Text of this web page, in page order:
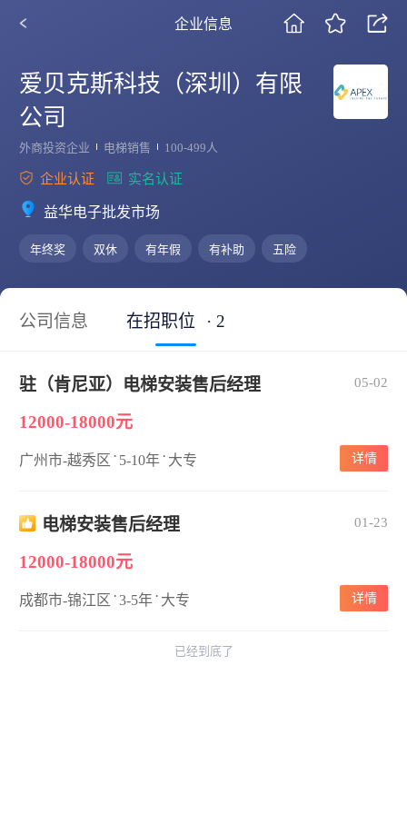
企业信息
爱贝克斯科技（深圳）有限
公司
外商投资企业 电梯销售 100-499人
企业认证 实名认证
益华电子批发市场
年终奖 双休 有年假 有补助 五险
公司信息 在招职位 · 2
驻（肯尼亚）电梯安装售后经理 05-02
12000-18000元
广州市-越秀区 · 5-10年 · 大专 详情
电梯安装售后经理 01-23
12000-18000元
成都市-锦江区 ·3-5年 · 大专 详情
已经到底了